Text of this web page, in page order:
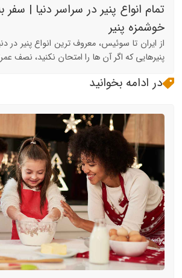
تمام انواع پنیر در سراسر دنیا | سفر
خوشمزه پنیر
از ایران تا سوئیس، معروف ترین انواع پنیر در
پنیرهایی که اگر آن ها را امتحان نکنید، نصف
در ادامه بخوانید